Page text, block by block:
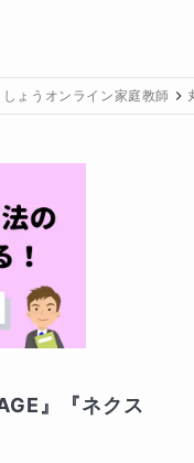
しょうオンライン家庭教師
』『ネクス